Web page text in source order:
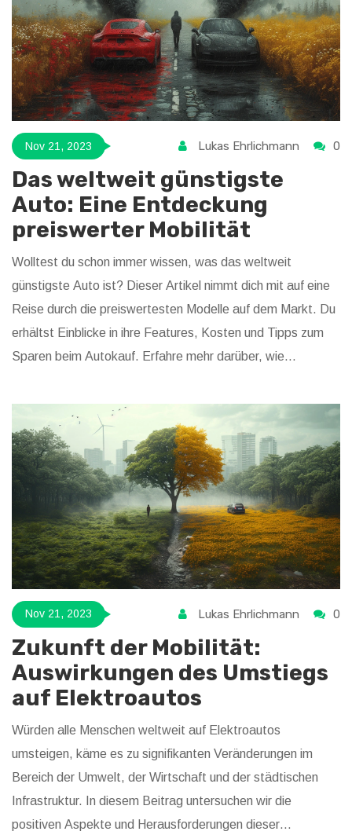
Nov 21, 2023 Lukas Ehrlichmann 0
Das weltweit günstigste
Auto: Eine Entdeckung
preiswerter Mobilität
Wolltest du schon immer wissen, was das weltweit
günstigste Auto ist? Dieser Artikel nimmt dich mit auf eine
Reise durch die preiswertesten Modelle auf dem Markt. Du
erhältst Einblicke in ihre Features, Kosten und Tipps zum
Sparen beim Autokauf. Erfahre mehr darüber, wie
beeinflussen - perfekt für Sparfüchse und Auto-
Enthusiasten!
Nov 21, 2023 Lukas Ehrlichmann 0
Zukunft der Mobilität:
Auswirkungen des Umstiegs
auf Elektroautos
Würden alle Menschen weltweit auf Elektroautos
umsteigen, käme es zu signifikanten Veränderungen im
Bereich der Umwelt, der Wirtschaft und der städtischen
Infrastruktur. In diesem Beitrag untersuchen wir die
positiven Aspekte und Herausforderungen dieser